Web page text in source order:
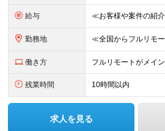
給与
勤務地
働き方 フルリモートがメイン
残業時間 10時間以内
求人を見る